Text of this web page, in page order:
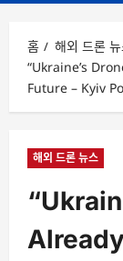
홈
해외 드론
“Ukraine’s
Future – Kyiv
해외 드론 뉴스